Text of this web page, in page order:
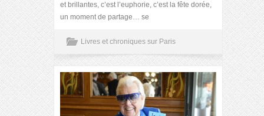
et brillantes, c’est l’euphorie, c’est la fête dorée,
un moment de partage… se
Livres et chroniques sur Paris